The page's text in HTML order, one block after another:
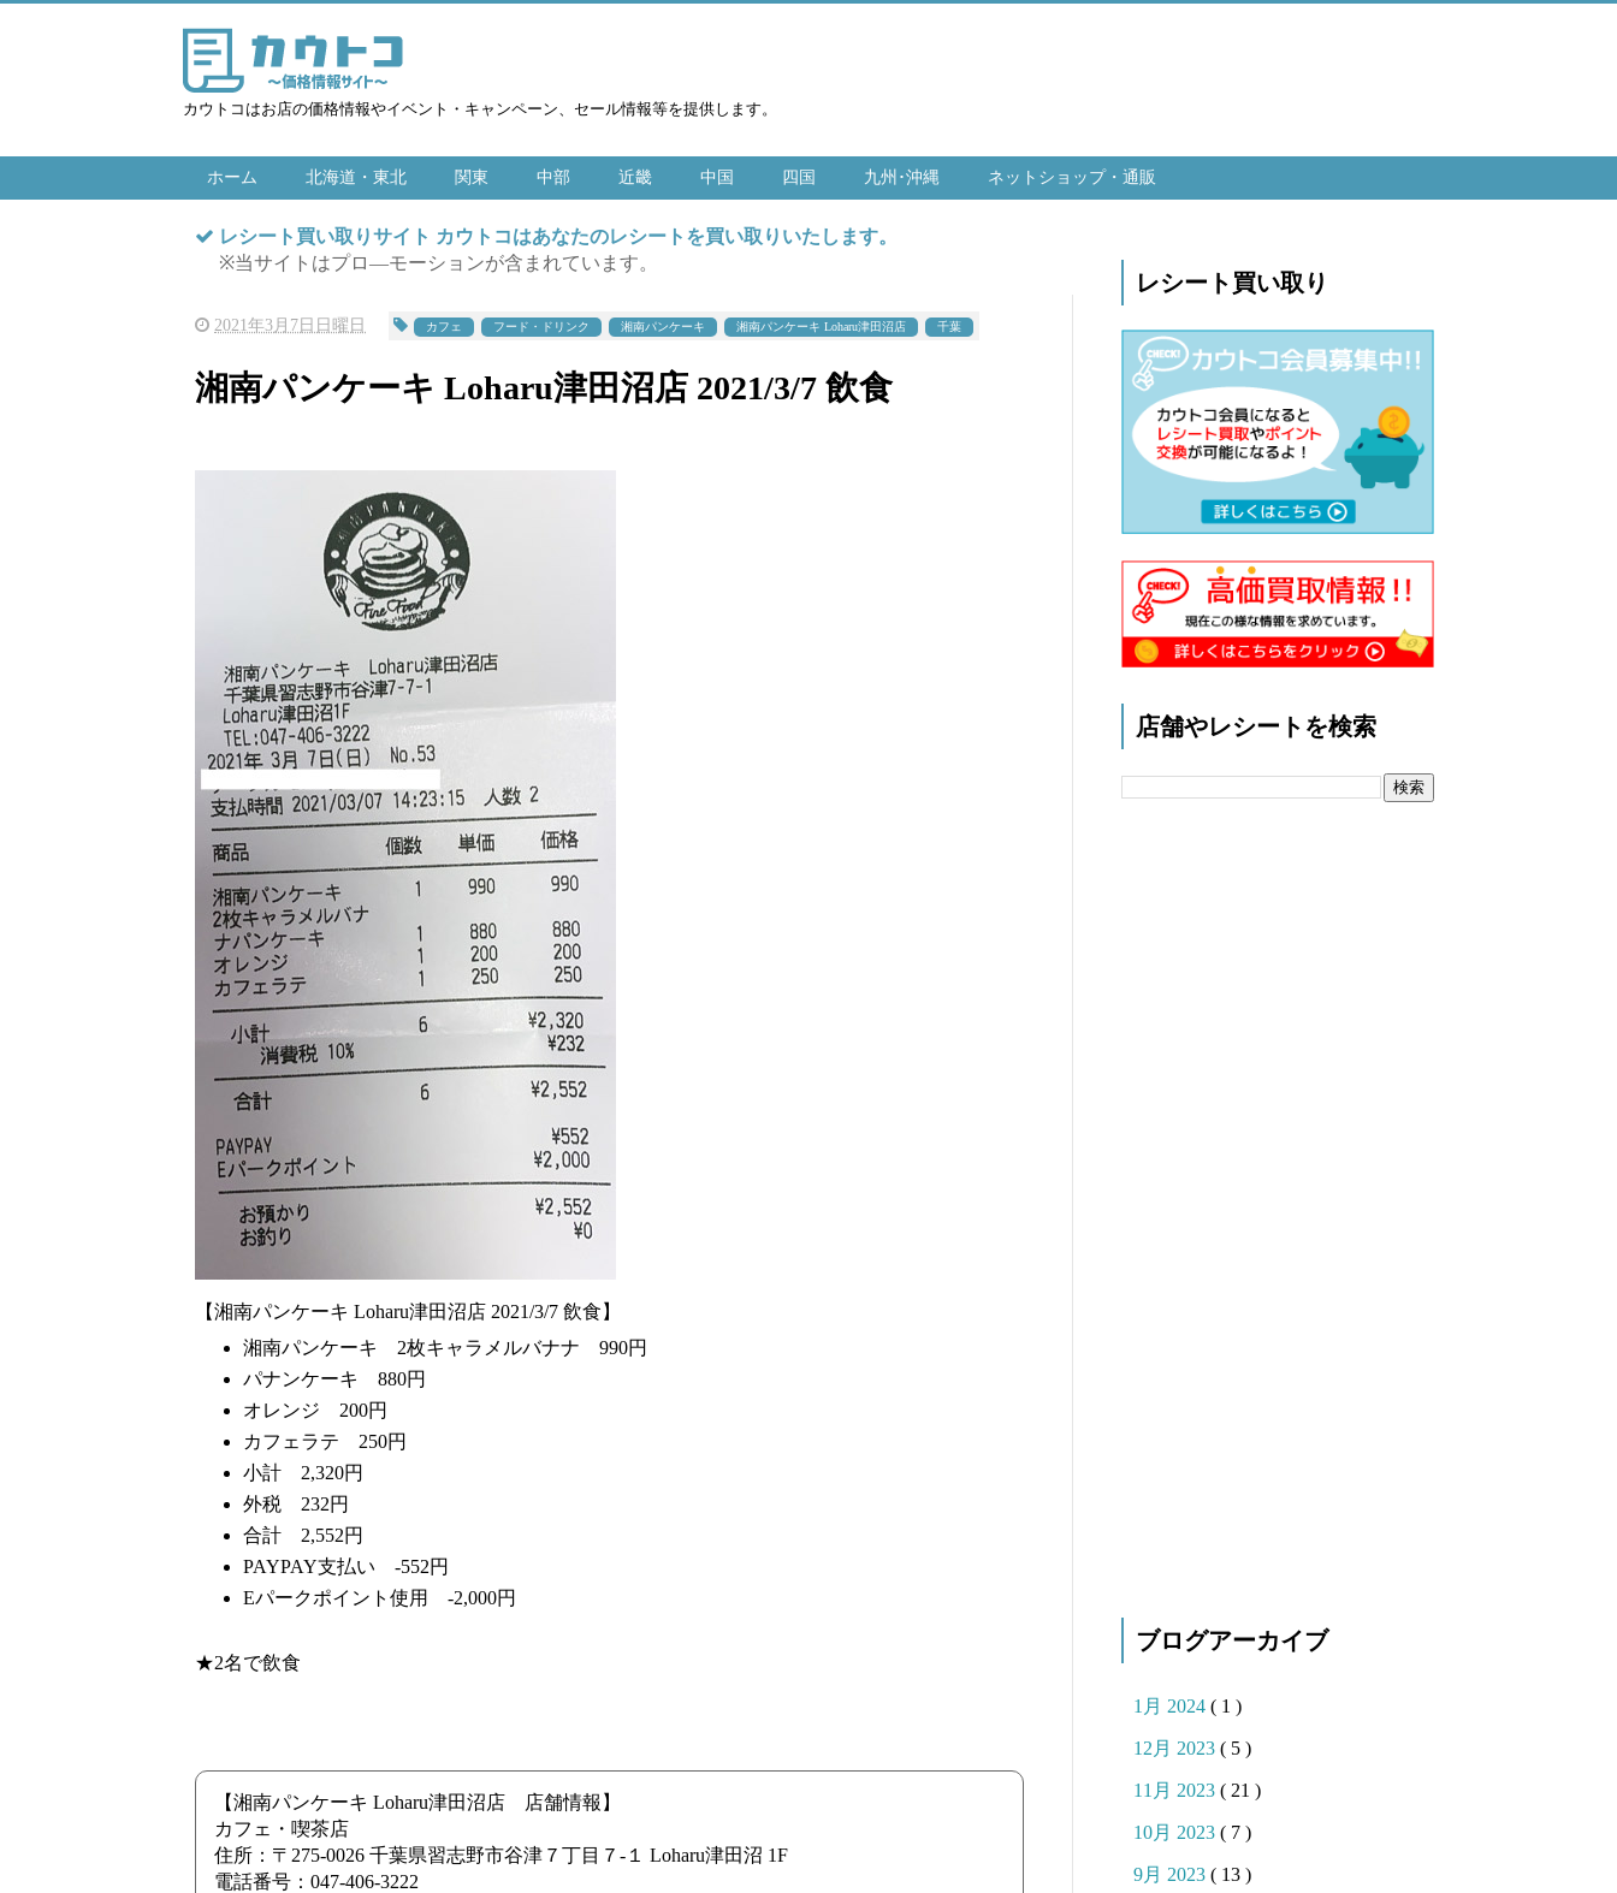
カウトコはお店の価格情報やイベント・キャンペーン、セール情報等を提供します。
ホーム 北海道・東北 関東 中部 近畿 中国 四国 九州･沖縄 ネットショップ・通販
レシート買い取りサイト カウトコはあなたのレシートを買い取りいたします。
※当サイトはプロ―モーションが含まれています。
2021年3月7日日曜日 カフェ フード・ドリンク 湘南パンケーキ 湘南パンケーキ Loharu津田沼店 千葉
湘南パンケーキ Loharu津田沼店 2021/3/7 飲食
【湘南パンケーキ Loharu津田沼店 2021/3/7 飲食】
湘南パンケーキ 2枚キャラメルバナナ 990円
パナンケーキ 880円
オレンジ 200円
カフェラテ 250円
小計 2,320円
外税 232円
合計 2,552円
PAYPAY支払い -552円
Eパークポイント使用 -2,000円
★2名で飲食
【湘南パンケーキ Loharu津田沼店 店舗情報】
カフェ・喫茶店
住所：〒275-0026 千葉県習志野市谷津７丁目７-１ Loharu津田沼 1F
電話番号：047-406-3222
レシート買い取り
店舗やレシートを検索
ブログアーカイブ
1月 2024 ( 1 )
12月 2023 ( 5 )
11月 2023 ( 21 )
10月 2023 ( 7 )
9月 2023 ( 13 )